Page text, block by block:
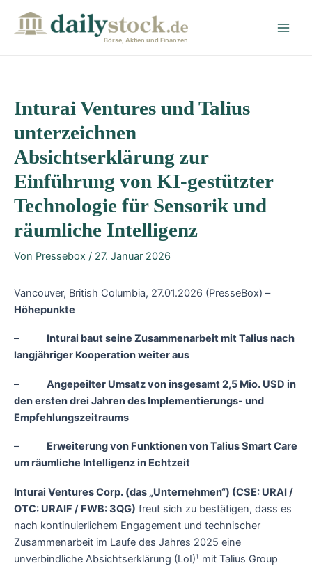
Börse, Aktien und Finanzen
Inturai Ventures und Talius
unterzeichnen
Absichtserklärung zur
Einführung von KI-gestützter
Technologie für Sensorik und
räumliche Intelligenz
Von Pressebox / 27. Januar 2026
Vancouver, British Columbia, 27.01.2026 (PresseBox) –
Höhepunkte
– Inturai baut seine Zusammenarbeit mit Talius nach
langjähriger Kooperation weiter aus
– Angepeilter Umsatz von insgesamt 2,5 Mio. USD in
den ersten drei Jahren des Implementierungs- und
Empfehlungszeitraums
– Erweiterung von Funktionen von Talius Smart Care
um räumliche Intelligenz in Echtzeit
Inturai Ventures Corp. (das „Unternehmen“) (CSE: URAI /
OTC: URAIF / FWB: 3QG) freut sich zu bestätigen, dass es
nach kontinuierlichem Engagement und technischer
Zusammenarbeit im Laufe des Jahres 2025 eine
unverbindliche Absichtserklärung (LoI)¹ mit Talius Group